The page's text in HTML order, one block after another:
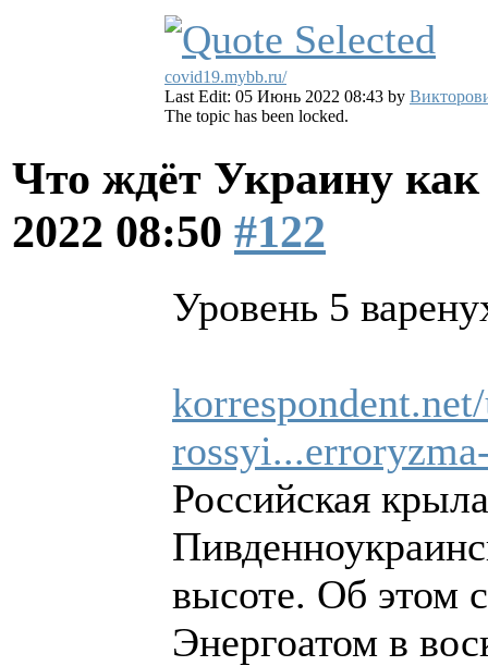
covid19.mybb.ru/
Last Edit: 05 Июнь 2022 08:43 by
The topic has been locked.
Что ждёт Украину как
2022 08:50 #122
Уровень 5
Российская
высоте. Об этом
Энергоатом в